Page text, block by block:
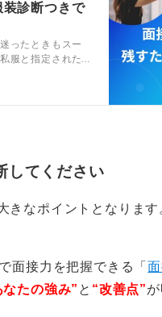
ト代わりなので、丈の長
いと思います。
診断つきで
ったときもスー
服と指定された
回は面接の服装
してください
きなポイントとなります
で面接力を把握できる「
なたの強み” と “改善点”